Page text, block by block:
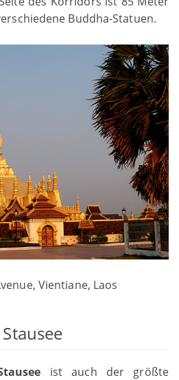
Buddha-Statuen.
Vientiane, Laos
ist auch der größte